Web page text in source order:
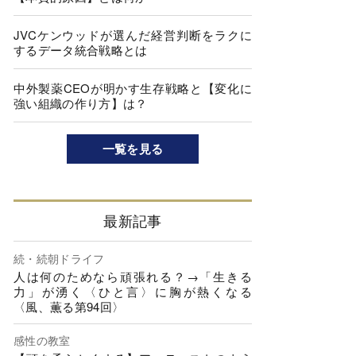
JVCケンウッドが選んだ経営判断をラクに
するデータ統合戦略とは
中外製薬CEOが明かす生存戦略と【変化に
強い組織の作り方】は？
一覧を見る
最新記事
続・続朝ドライフ
人は何のためなら頑張れる？→「生きる
力」が湧く〈ひと言〉に胸が熱くなる
〈風、薫る第94回〉
感性の教室